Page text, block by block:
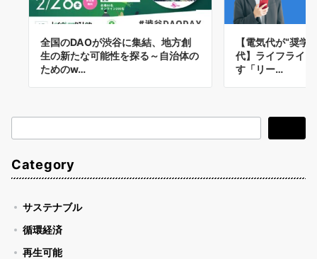
全国のDAOが渋谷に集結、地方創
生の新たな可能性を探る～自治体の
ためのw…
【電気代が“奨学
代】ライフライ
す「リー…
索
Category
サステナブル
循環経済
再生可能